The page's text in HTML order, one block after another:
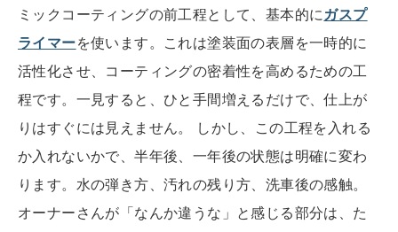
ミックコーティングの前工程として、基本的に ガスプ
ライマーを使います。これは塗装面の表層を一時的に
活性化させ、コーティングの密着性を高めるための工
程です。一見すると、ひと手間増えるだけで、仕上が
りはすぐには見えません。 しかし、この工程を入れる
か入れないかで、半年後、一年後の状態は明確に変わ
ります。水の弾き方、汚れの残り方、洗車後の感触。
オーナーさんが「なんか違うな」と感じる部分は、た